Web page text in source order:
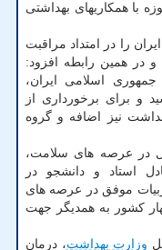
با همکاریهای بهداشتی
را در امتداد مراقبت
و در همین رابطه افزود:
اسلامی ایران،
و برای برخورداری از
نیز اضافه و گروه
در عرصه های سلامت،
استاد و دانشجو در
موفق در عرصه های
کشور به همدیگر جهت
وزارت بهداشت، درمان